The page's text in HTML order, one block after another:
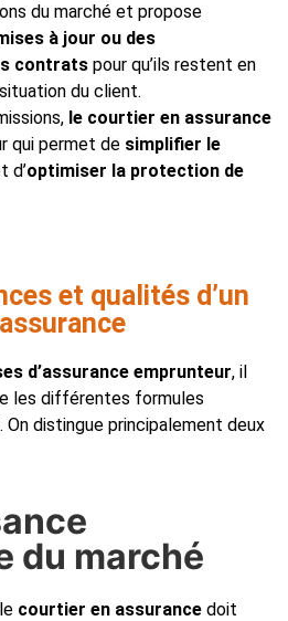
du marché et propose
à jour ou des
contrats pour qu’ils restent en
du client.
le courtier en assurance
qui permet de simplifier le
d’optimiser la protection de
et qualités d’un
d’assurance emprunteur, il
les différentes formules
On distingue principalement deux
du marché
courtier en assurance doit